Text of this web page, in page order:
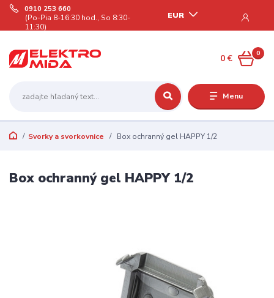
Menu
EUR
0910 253 660
(Po-Pia 8-16:30 hod., So 8:30-
11:30)
0
0 €
Svorky a svorkovnice Box ochranný gel HAPPY 1/2
Box ochranný gel HAPPY 1/2